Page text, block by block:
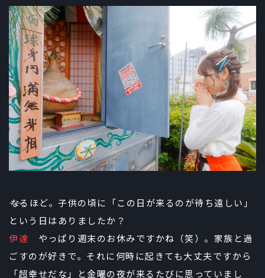
――なるほど。子供の頃に「この日が来るのが待ち遠しい」
という日はありましたか？
伊達 やっぱり週末のお休みですかね（笑）。家族と過
ごすのが好きで。それに何時に起きても大丈夫ですから
「超幸せだな」と金曜の夜が来るたびに思っていまし